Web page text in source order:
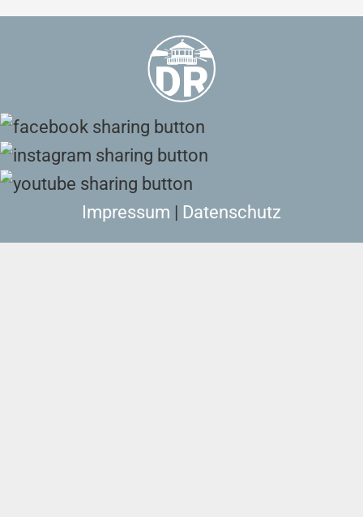
Impressum Datenschutz